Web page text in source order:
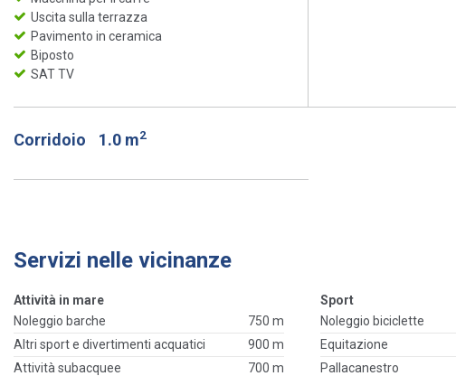
Uscita sulla terrazza
Pavimento in ceramica
Biposto
SAT TV
Corridoio 1.0 m2
Servizi nelle vicinanze
Attività in mare
Noleggio barche
750 m
Altri sport e divertimenti acquatici
900 m
Attività subacquee
700 m
Sport
Noleggio biciclette
Equitazione
Pallacanestro